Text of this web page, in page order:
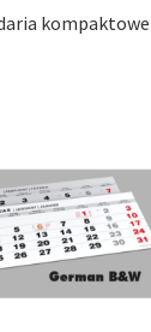
kompaktowe